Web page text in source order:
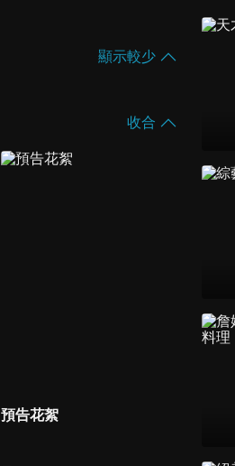
顯示較少
收合
預告花絮